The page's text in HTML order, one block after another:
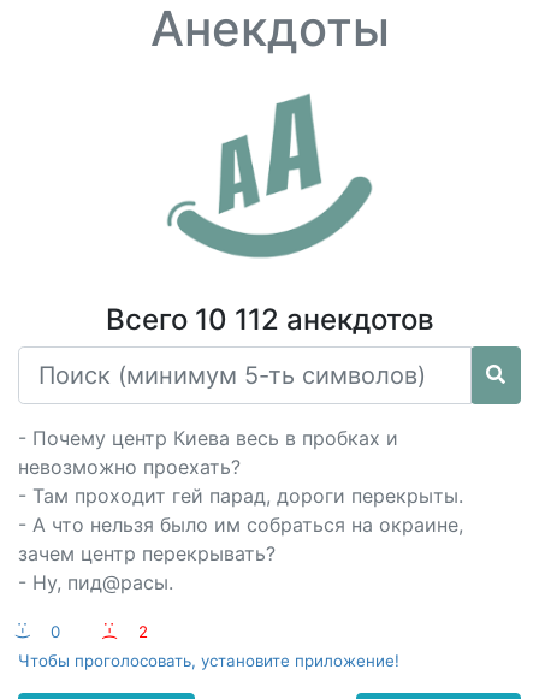
Анекдоты
Всего 10 112 анекдотов
- Почему центр Киева весь в пробках и
невозможно проехать?
- Там проходит гей парад, дороги перекрыты.
- А что нельзя было им собраться на окраине,
зачем центр перекрывать?
- Ну, пид@расы.
:-) 0 :-(
2
Чтобы проголосовать, установите приложение!